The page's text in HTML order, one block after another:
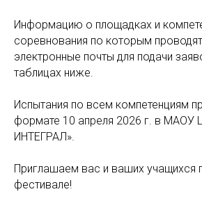
Информацию о площадках и
соревнования по которым
электронные почты для подачи
таблицах ниже.
Испытания по всем компетенциям
формате 10 апреля 2026 г. в МАОУ
ИНТЕГРАЛ».
Приглашаем вас и ваших учащихся
фестивале!